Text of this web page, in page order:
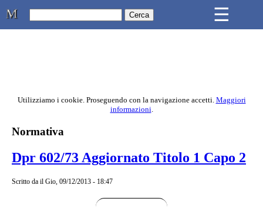
Studio Legale Mongiovì ☰
Contenuto principale della pagina
Utilizziamo i cookie. Proseguendo con la navigazione accetti. Maggiori
informazioni.
Normativa
Dpr 602/73 Aggiornato Titolo 1 Capo 2
Scritto da il Gio, 09/12/2013 - 18:47